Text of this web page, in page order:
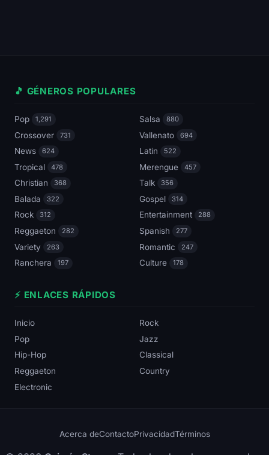
🎵 GÉNEROS POPULARES
Pop 1,291 Salsa 880
Crossover 731 Vallenato 694
News 624 Latin 522
Tropical 478 Merengue 457
Christian 368 Talk 356
Balada 322 Gospel 314
Rock 312 Entertainment 288
Reggaeton 282 Spanish 277
Variety 263 Romantic 247
Ranchera 197 Culture 178
⚡ ENLACES RÁPIDOS
Inicio
Rock
Pop
Jazz
Hip-Hop
Classical
Reggaeton
Country
Electronic
Acerca deContactoPrivacidadTérminos